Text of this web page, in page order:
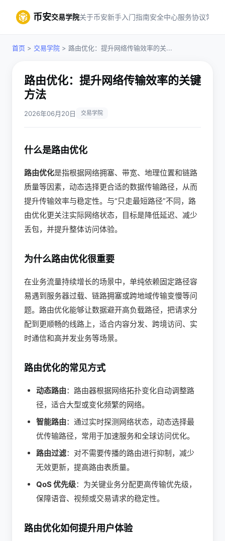
币安交易学院关于币安新手入门指南安全中心服务协议常见
首页 > 交易学院 > 路由优化：提升网络传输效率的关...
路由优化：提升网络传输效率的关键
方法
2026年06月20日 交易学院
什么是路由优化
路由优化是指根据网络拥塞、带宽、地理位置和链路
质量等因素，动态选择更合适的数据传输路径，从而
提升传输效率与稳定性。与“只走最短路径”不同，路
由优化更关注实际网络状态，目标是降低延迟、减少
丢包，并提升整体访问体验。
为什么路由优化很重要
在业务流量持续增长的场景中，单纯依赖固定路径容
易遇到服务器过载、链路拥塞或跨地域传输变慢等问
题。路由优化能够让数据避开高负载路径，把请求分
配到更顺畅的线路上，适合内容分发、跨境访问、实
时通信和高并发业务等场景。
路由优化的常见方式
动态路由：路由器根据网络拓扑变化自动调整路
径，适合大型或变化频繁的网络。
智能路由：通过实时探测网络状态，动态选择最
优传输路径，常用于加速服务和全球访问优化。
路由过滤：对不需要传播的路由进行抑制，减少
无效更新，提高路由表质量。
QoS 优先级：为关键业务分配更高传输优先级，
保障语音、视频或交易请求的稳定性。
路由优化如何提升用户体验